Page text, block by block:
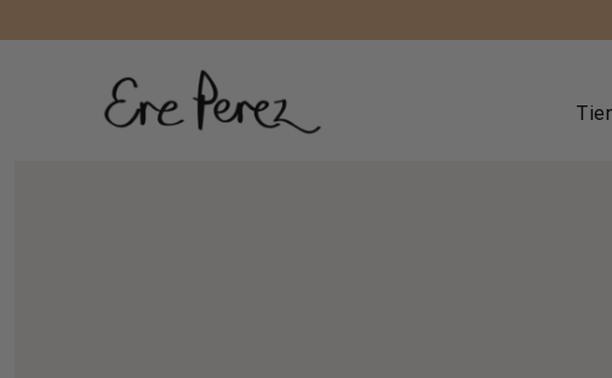
Liquid error (layout/theme line 172): Could not find asset snippets/